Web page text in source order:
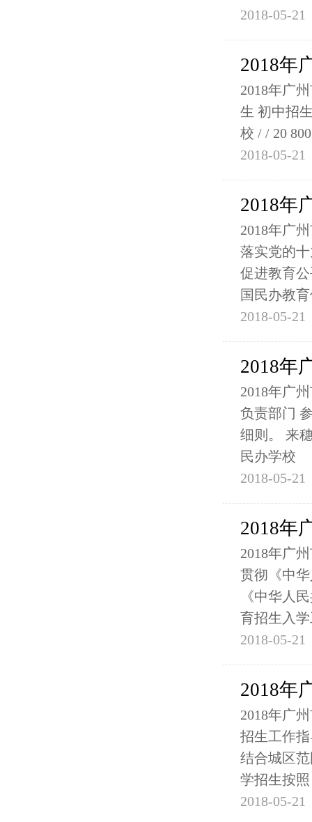
2018-05-21
2018年
2018年广
生 初中招
校 / / 20
2018-05-21
2018年
2018年广
落实党的
促进教育
国民办教
2018-05-21
2018年
2018年广
负责部门
细则。 来
民办学校
2018-05-21
2018年
2018年广
贯彻《中
《中华人
育招生入
2018-05-21
2018年
2018年广
招生工作
结合城区
学招生按照
2018-05-21